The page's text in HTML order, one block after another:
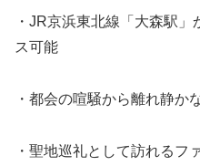
・JR京浜東北線「大森駅
ス可能
・都会の喧騒から離れ静か
・聖地巡礼として訪れるフ